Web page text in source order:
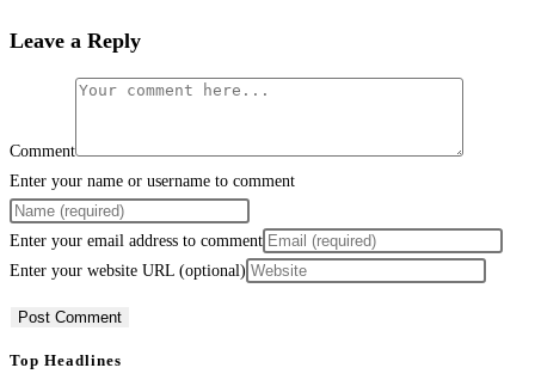
Leave a Reply
Comment
Enter your name or username to comment
Enter your email address to comment
Enter your website URL (optional)
Top Headlines